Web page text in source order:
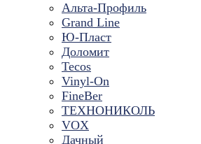
Альта-Профиль
Grand Line
Ю-Пласт
Доломит
Tecos
Vinyl-On
FineBer
ТЕХНОНИКОЛЬ
VOX
Дачный